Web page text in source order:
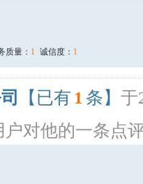
质量： 1 诚信度： 1
【已有 1 条】 于
户对他的一条点